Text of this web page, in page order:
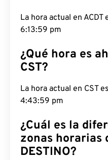
La hora actual en
6:14:00 pm
¿Qué hora es
CST?
La hora actual en CST
4:44:00 pm
¿Cuál es la
zonas horarias
DESTINO?